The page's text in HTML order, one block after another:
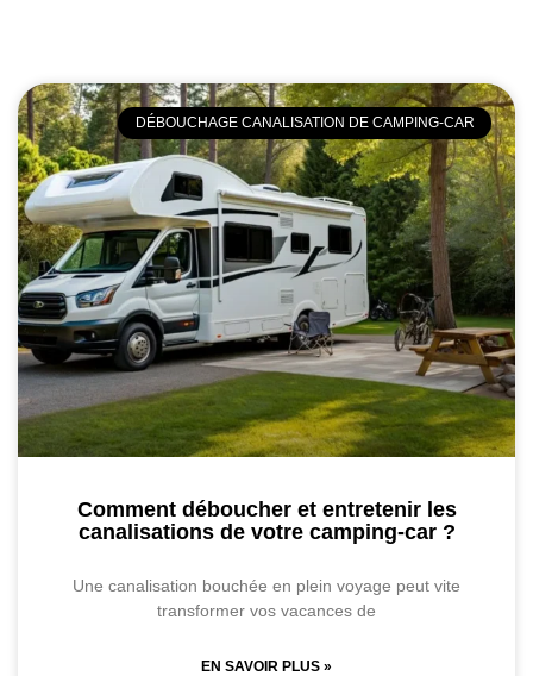
DÉBOUCHAGE CANALISATION DE CAMPING-CAR
Comment déboucher et entretenir les
canalisations de votre camping-car ?
Une canalisation bouchée en plein voyage peut vite
transformer vos vacances de
EN SAVOIR PLUS »